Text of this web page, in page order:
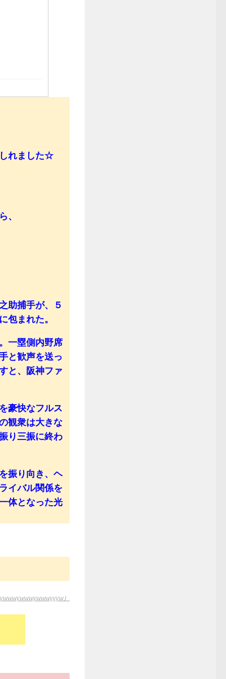
れました☆
、
助捕手が、５
包まれた。
一塁側内野席
と歓声を送っ
と、阪神ファ
豪快なフルス
観衆は大きな
り三振に終わ
振り向き、ヘ
イバル関係を
体となった光
）